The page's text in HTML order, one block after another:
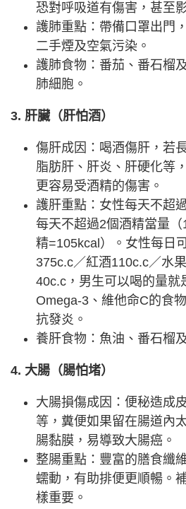
恐對呼吸道有傷害，甚至
護肺重點：帶備口罩出門
二手煙及空氣污染。
護肺食物：番茄、番石榴
肺細胞。
3. 肝臟（肝怕酒）
傷肝成因：喝酒傷肝，若
脂肪肝、肝炎、肝硬化等
更容易受酒精的傷害。
護肝重點：女性每天不超
每天不超過2個酒精當量
精=105kcal）。女性每日
375c.c／紅酒110c.c／水
40c.c，男生可以喝的量就
Omega-3、維他命C的食
抗發炎。
養肝食物：魚油、番石榴
4. 大腸（腸怕堵）
大腸損傷成因：便秘造成
等，糞便如果留在腸道內
腸黏膜，易導致大腸癌。
整腸重點：豐富的膳食纖
蠕動，有助排便更順暢。
樣重要。